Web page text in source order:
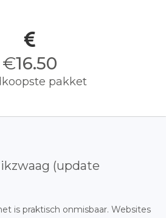
€16.50
pakket
(update
is praktisch onmisbaar. Websites